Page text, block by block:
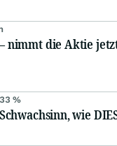
nimmt die Aktie
%
wie